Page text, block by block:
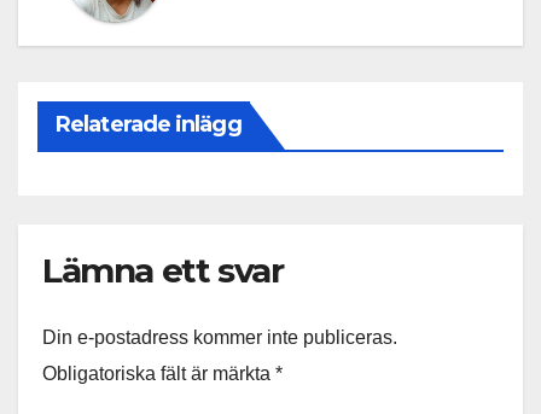
Relaterade inlägg
Lämna ett svar
Din e-postadress kommer inte publiceras.
Obligatoriska fält är märkta *